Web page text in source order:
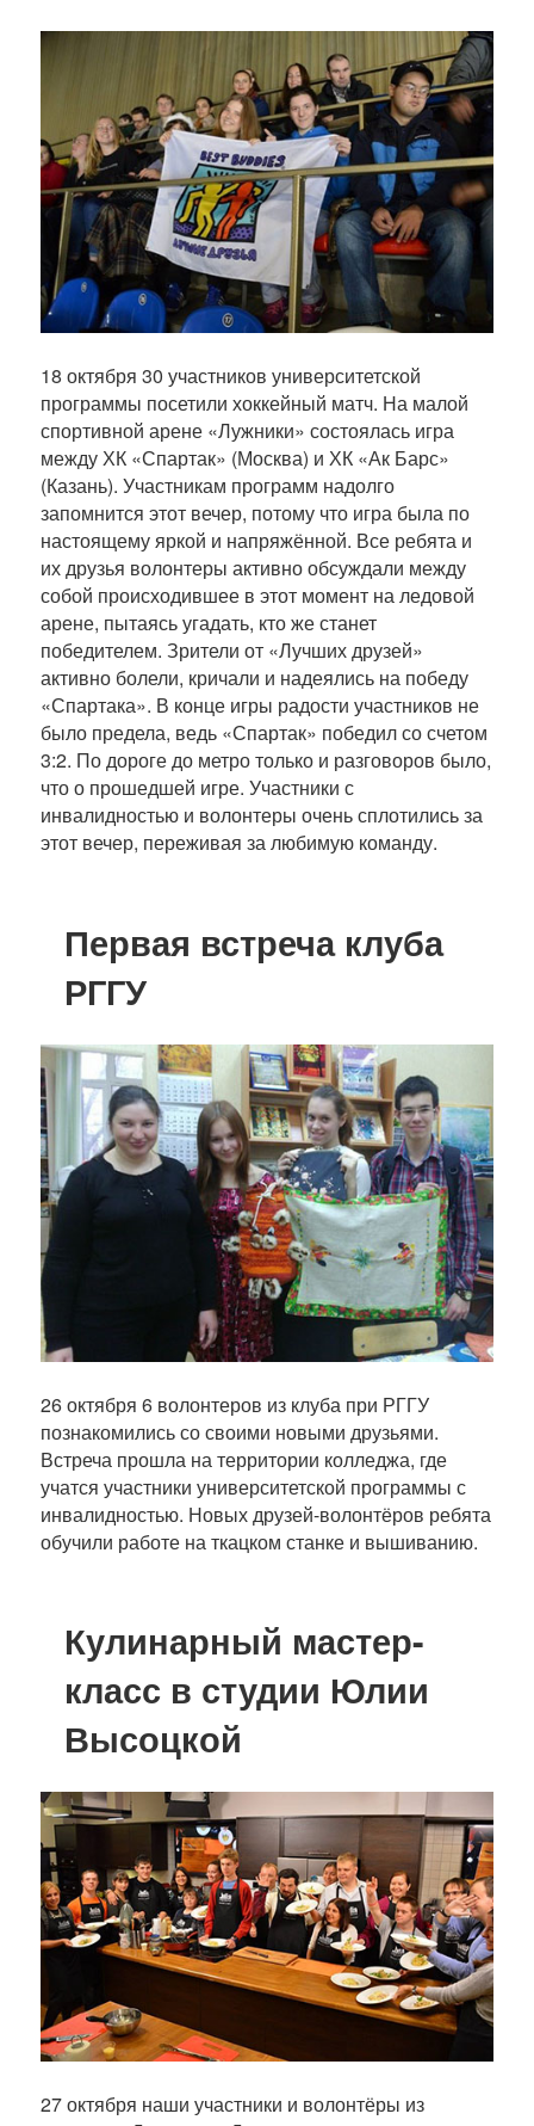
18 октября 30 участников университетской
программы посетили хоккейный матч. На малой
спортивной арене «Лужники» состоялась игра
между ХК «Спартак» (Москва) и ХК «Ак Барс»
(Казань). Участникам программ надолго
запомнится этот вечер, потому что игра была по
настоящему яркой и напряжённой. Все ребята и
их друзья волонтеры активно обсуждали между
собой происходившее в этот момент на ледовой
арене, пытаясь угадать, кто же станет
победителем. Зрители от «Лучших друзей»
активно болели, кричали и надеялись на победу
«Спартака». В конце игры радости участников не
было предела, ведь «Спартак» победил со счетом
3:2. По дороге до метро только и разговоров было,
что о прошедшей игре. Участники с
инвалидностью и волонтеры очень сплотились за
этот вечер, переживая за любимую команду.
Первая встреча клуба
РГГУ
26 октября 6 волонтеров из клуба при РГГУ
познакомились со своими новыми друзьями.
Встреча прошла на территории колледжа, где
учатся участники университетской программы с
инвалидностью. Новых друзей-волонтёров ребята
обучили работе на ткацком станке и вышиванию.
Кулинарный мастер-
класс в студии Юлии
Высоцкой
27 октября наши участники и волонтёры из